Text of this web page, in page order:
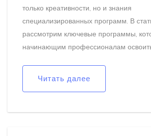
только креативности, но и знания
специализированных программ. В
рассмотрим ключевые программы,
начинающим профессионалам
преимущества, раскрывая
устоявшимся инструментам, так и
Читать далее